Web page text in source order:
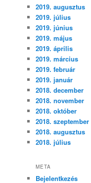
2019. augusztus
2019. július
2019. június
2019. május
2019. április
2019. március
2019. február
2019. január
2018. december
2018. november
2018. október
2018. szeptember
2018. augusztus
2018. július
META
Bejelentkezés